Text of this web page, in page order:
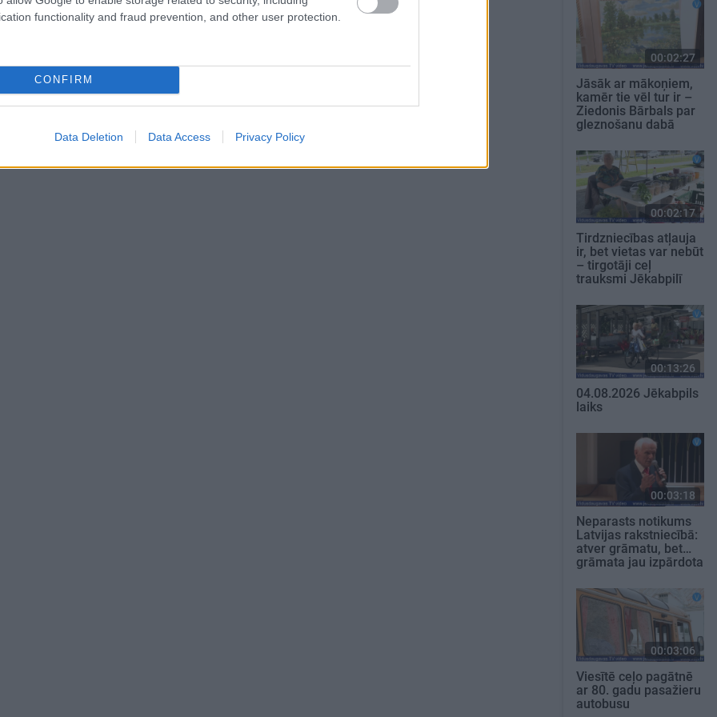
functionality and fraud prevention, and other user protection.
CONFIRM
Data Deletion Data Access Privacy Policy
00:02:27
Jāsāk ar mākoņiem,
kamēr tie vēl tur ir –
Ziedonis Bārbals par
gleznošanu dabā
00:02:17
Tirdzniecības atļauja
ir, bet vietas var nebūt
– tirgotāji ceļ
trauksmi Jēkabpilī
00:13:26
04.08.2026 Jēkabpils
laiks
00:03:18
Neparasts notikums
Latvijas rakstniecībā:
atver grāmatu, bet…
grāmata jau izpārdota
00:03:06
Viesītē ceļo pagātnē
ar 80. gadu pasažieru
autobusu